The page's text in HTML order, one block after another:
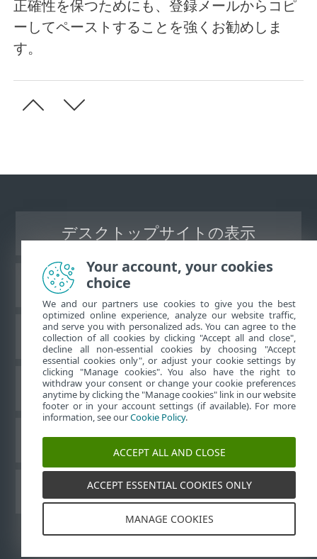
正確性を保つためにも、登録メールからコピ
ーしてペーストすることを強くお勧めしま
す。
デスクトップサイトの表示
ESETナレッジベース
ESETフォーラム
地域サポート
Cookieの管理
ESETユーザーガイド
©1992-2026ESET, spol. s r.o. - All rights reserved.
Your account, your cookies
choice
We and our partners use cookies to give you the best
optimized online experience, analyze our website traffic,
and serve you with personalized ads. You can agree to the
collection of all cookies by clicking "Accept all and close",
decline all non-essential cookies by choosing "Accept
essential cookies only", or adjust your cookie settings by
clicking "Manage cookies". You also have the right to
withdraw your consent or change your cookie preferences
anytime by clicking the "Manage cookies" link in our website
footer or in your account settings (if available). For more
information, see ourCookie Policy.
ACCEPT ALL AND CLOSE
ACCEPT ESSENTIAL COOKIES ONLY
MANAGE COOKIES